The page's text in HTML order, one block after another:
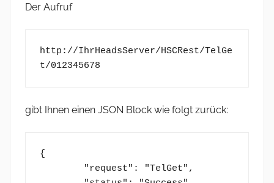
Der Aufruf
http://IhrHeadsServer/HSCRest/TelGe
t/012345678
gibt Ihnen einen JSON Block wie folgt zurück:
{